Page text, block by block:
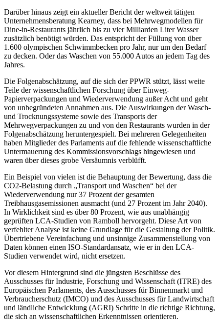
Darüber hinaus zeigt ein aktueller Bericht der weltweit tätigen
Unternehmensberatung Kearney, dass bei Mehrwegmodellen für
Dine-in-Restaurants jährlich bis zu vier Milliarden Liter Wasser
zusätzlich benötigt würden. Das entspricht der Füllung von über
1.600 olympischen Schwimmbecken pro Jahr, nur um den Bedarf
zu decken. Oder das Waschen von 55.000 Autos an jedem Tag des
Jahres.
Die Folgenabschätzung, auf die sich der PPWR stützt, lässt weite
Teile der wissenschaftlichen Forschung über Einweg-
Papierverpackungen und Wiederverwendung außer Acht und geht
von unbegründeten Annahmen aus. Die Auswirkungen der Wasch-
und Trocknungssysteme sowie des Transports der
Mehrwegverpackungen zu und von den Restaurants wurden in der
Folgenabschätzung heruntergespielt. Bei mehreren Gelegenheiten
haben Mitglieder des Parlaments auf die fehlende wissenschaftliche
Untermauerung des Kommissionsvorschlags hingewiesen und
waren über dieses grobe Versäumnis verblüfft.
Ein Beispiel von vielen ist die Behauptung der Bewertung, dass die
CO2-Belastung durch „Transport und Waschen“ bei der
Wiederverwendung nur 37 Prozent der gesamten
Treibhausgasemissionen ausmacht (und 27 Prozent im Jahr 2040).
In Wirklichkeit sind es über 80 Prozent, wie aus unabhängig
geprüften LCA-Studien von Ramboll hervorgeht. Diese Art von
verfehlter Analyse ist keine Grundlage für die Gestaltung der Politik.
Übertriebene Vereinfachung und unsinnige Zusammenstellung von
Daten können einen ISO-Standardansatz, wie er in den LCA-
Studien verwendet wird, nicht ersetzen.
Vor diesem Hintergrund sind die jüngsten Beschlüsse des
Ausschusses für Industrie, Forschung und Wissenschaft (ITRE) des
Europäischen Parlaments, des Ausschusses für Binnenmarkt und
Verbraucherschutz (IMCO) und des Ausschusses für Landwirtschaft
und ländliche Entwicklung (AGRI) Schritte in die richtige Richtung,
die sich an wissenschaftlichen Erkenntnissen orientieren.